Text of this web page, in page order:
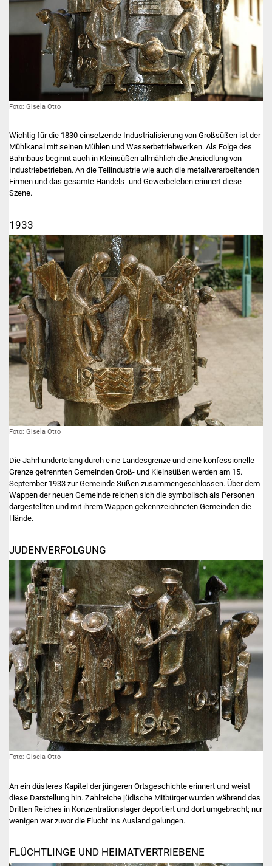
Foto: Gisela Otto
Wichtig für die 1830 einsetzende Industrialisierung von Großsüßen ist der
Mühlkanal mit seinen Mühlen und Wasserbetriebwerken. Als Folge des
Bahnbaus beginnt auch in Kleinsüßen allmählich die Ansiedlung von
Industriebetrieben. An die Teilindustrie wie auch die metallverarbeitenden
Firmen und das gesamte Handels- und Gewerbeleben erinnert diese
Szene.
1933
Foto: Gisela Otto
Die Jahrhundertelang durch eine Landesgrenze und eine konfessionelle
Grenze getrennten Gemeinden Groß- und Kleinsüßen werden am 15.
September 1933 zur Gemeinde Süßen zusammengeschlossen. Über dem
Wappen der neuen Gemeinde reichen sich die symbolisch als Personen
dargestellten und mit ihrem Wappen gekennzeichneten Gemeinden die
Hände.
JUDENVERFOLGUNG
Foto: Gisela Otto
An ein düsteres Kapitel der jüngeren Ortsgeschichte erinnert und weist
diese Darstellung hin. Zahlreiche jüdische Mitbürger wurden während des
Dritten Reiches in Konzentrationslager deportiert und dort umgebracht; nur
wenigen war zuvor die Flucht ins Ausland gelungen.
FLÜCHTLINGE UND HEIMATVERTRIEBENE